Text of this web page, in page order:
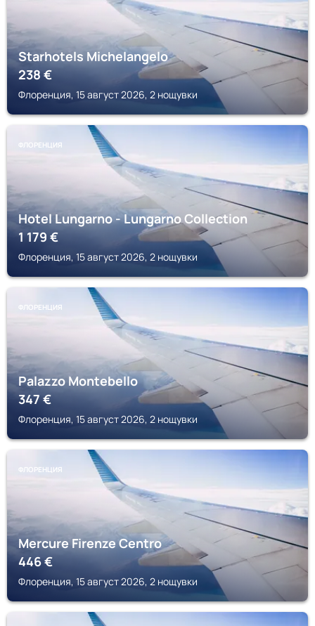
Starhotels Michelangelo
238€
Флоренция, 15 август 2026, 2 нощувки
ФЛОРЕНЦИЯ
Hotel Lungarno - Lungarno Collection
1 179€
Флоренция, 15 август 2026, 2 нощувки
ФЛОРЕНЦИЯ
Palazzo Montebello
347€
Флоренция, 15 август 2026, 2 нощувки
ФЛОРЕНЦИЯ
Mercure Firenze Centro
446€
Флоренция, 15 август 2026, 2 нощувки